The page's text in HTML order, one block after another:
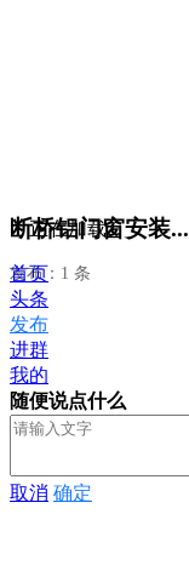
断桥铝门窗安装...
发布：1 条
正在加载...
首页
头条
发布
进群
我的
随便说点什么
取消 确定